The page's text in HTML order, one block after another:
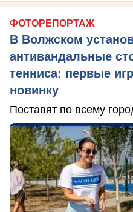
ФОТОРЕПОРТАЖ
В Волжском
антивандальные
тенниса: первые
новинку
Поставят по всему